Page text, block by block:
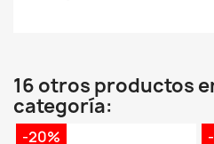
16 otros productos
categoría:
-20%